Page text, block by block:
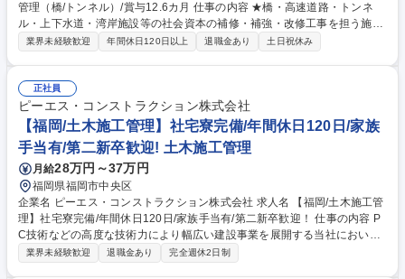
管理（橋/トンネル）/賞与12.6カ月 仕事の内容 ★橋・高速道路・トンネ
ル・上下水道・湾岸施設等の社会資本の補修・補強・改修工事を担う施工
管理として、末永く活躍頂ける方を募集しています。【仕事詳細】施工計
で【工期】小規模で1年、大型で2～4年 ≪補修工事ならではの醍醐味≫新
設工事に比べ小さな案件が多いため、早くから一つの現場を任され、責任
を持って仕事に取り組むことが可能です。また、施工管理として経験を積
んだ後に、設計職へキャリアチェンジする方もおります。 募集職種 リー
ダー候補【関西】土木施工管理（橋/トンネル）/賞与12.6カ月
業界未経験歓迎 年間休日120日以上 退職金あり 土日祝休み
正社員
ピーエス・コンストラクション株式会社
【福岡/土木施工管理】社宅寮完備/年間休日120日/家族
手当有/第二新卒歓迎! 土木施工管理
月給28万円～37万円
福岡県福岡市中央区
企業名 ピーエス・コンストラクション株式会社 求人名 【福岡/土木施工管
理】社宅寮完備/年間休日120日/家族手当有/第二新卒歓迎！ 仕事の内容 P
C技術などの高度な技術力により幅広い建設事業を展開する当社におい
て、土木施工管理をお任せいたします。案件については、橋梁をメインと
業界未経験歓迎 退職金あり 完全週休2日制